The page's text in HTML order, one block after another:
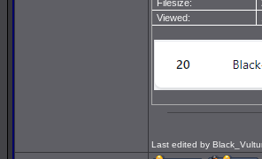
Filesize:
Viewed:
Last edited by